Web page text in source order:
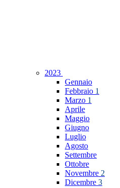
2023
Gennaio
Febbraio 1
Marzo 1
Aprile
Maggio
Giugno
Luglio
Agosto
Settembre
Ottobre
Novembre 2
Dicembre 3